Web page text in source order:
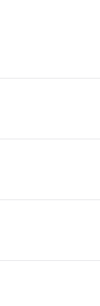
und
ein
Stadt
dar.
Mietrecht